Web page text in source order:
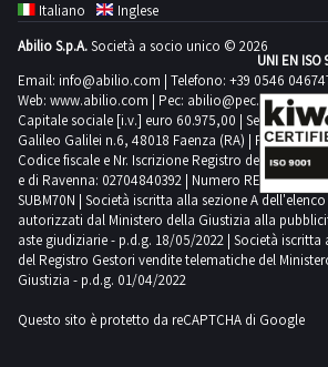
Italiano
Inglese
Abilio S.p.A.Società a socio unico © 2026
Email: info@abilio.com | Telefono: +39 0546
Web: www.abilio.com | Pec:
Capitale sociale [i.v.] euro 60.975,00 | Sede legale in
Galileo Galilei n.6, 48018 Faenza (RA) | P.IVA:
Codice fiscale e Nr. Iscrizione Registro delle Imprese
e di Ravenna: 02704840392 | Numero REA RA
SUBM70N | Società iscritta alla sezione A
autorizzati dal Ministero della Giustizia alla
aste giudiziarie - p.d.g. 18/05/2022 | Società iscritta
del Registro Gestori vendite telematiche del
Giustizia - p.d.g. 01/04/2022
Questo sito è protetto da reCAPTCHA di Google
UNI EN